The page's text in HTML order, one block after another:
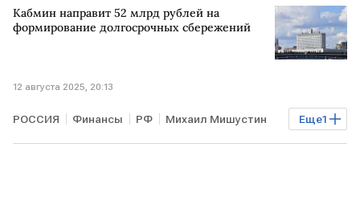
Кабмин направит 52 млрд рублей на
формирование долгосрочных сбережений
12 августа 2025, 20:13
Еще1
РОССИЯ Финансы РФ Михаил Мишустин
Экономика